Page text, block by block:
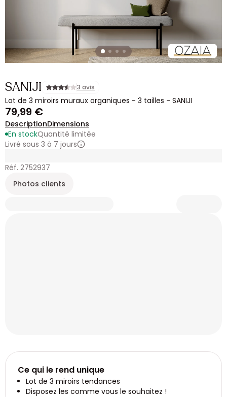
SANIJI 3 avis
Lot de 3 miroirs muraux organiques - 3 tailles - SANIJI
79,99 €
DescriptionDimensions
En stockQuantité limitée
Livré sous 3 à 7 jours
Réf. 2752937
Photos clients
Ce qui le rend unique
Lot de 3 miroirs tendances
Disposez les comme vous le souhaitez !